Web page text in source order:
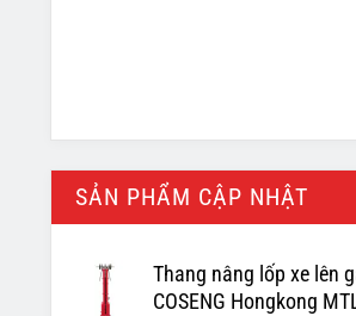
SẢN PHẨM CẬP NHẬT
Thang nâng lốp xe lên
COSENG Hongkong